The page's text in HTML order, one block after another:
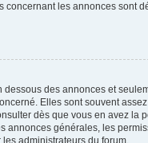
concernant les annonces sont
dessous des annonces et
Elles sont souvent assez
dès que vous en avez la
annonces générales, les
les administrateurs du forum.